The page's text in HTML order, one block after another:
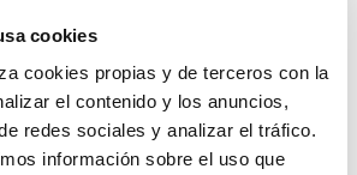
cookies
cookies propias y de terceros con la
el contenido y los anuncios,
redes sociales y analizar el tráfico.
información sobre el uso que